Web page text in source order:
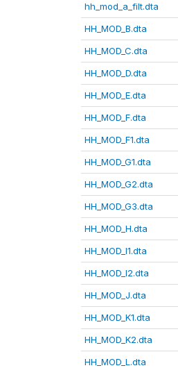
hh_mod_a_filt.dta
HH_MOD_B.dta
HH_MOD_C.dta
HH_MOD_D.dta
HH_MOD_E.dta
HH_MOD_F.dta
HH_MOD_F1.dta
HH_MOD_G1.dta
HH_MOD_G2.dta
HH_MOD_G3.dta
HH_MOD_H.dta
HH_MOD_I1.dta
HH_MOD_I2.dta
HH_MOD_J.dta
HH_MOD_K1.dta
HH_MOD_K2.dta
HH_MOD_L.dta